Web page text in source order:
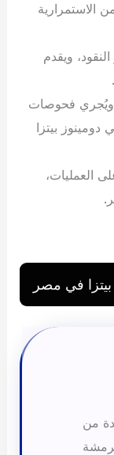
الاستمرارية
ويقدم
ويُجري فحوصات
بيتزا
العمليات،
بيتزا في مصر
من